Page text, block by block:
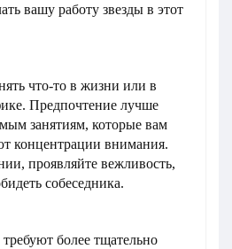
вашу работу звезды в этот
что-то в жизни или в
Предпочтение лучше
занятиям, которые вам
концентрации внимания.
проявляйте вежливость,
собеседника.
более тщательно